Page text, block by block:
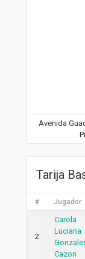
Avenida
Tarija
# Jugador
2
Carola
Luciana
Cazon